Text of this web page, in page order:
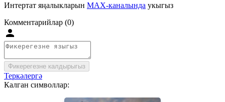
Интертат яңалыкларын MAX-каналында укыгыз
Комментарийлар (0)
Фикерегезне калдырыгыз
Теркәлергә
Калган символлар: